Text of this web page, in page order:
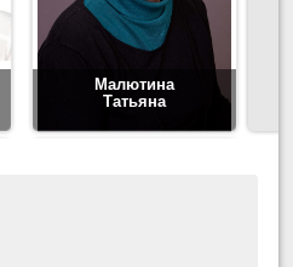
Малютина
Татьяна